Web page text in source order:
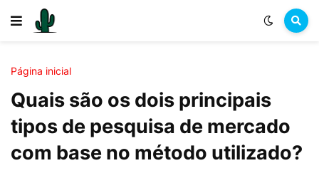
Página inicial
Quais são os dois principais
tipos de pesquisa de mercado
com base no método utilizado?